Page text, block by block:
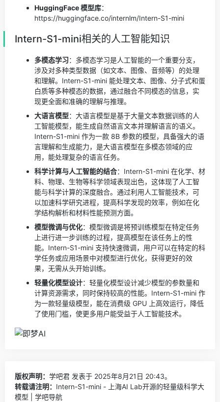
HuggingFace 模型库：
https://huggingface.co/internlm/Intern-S1-mini
Intern-S1-mini相关的人工智能知识
多模态学习：多模态学习是人工智能的一个重要分支，
涉及对多种类型数据（如文本、图像、音频等）的处理
和理解。Intern-S1-mini 能处理文本、图像、分子式和蛋
白质等多种模态的数据，通过融合不同模态的信息，实
现更全面和准确的理解与推理。
大语言模型：大语言模型是基于大量文本数据训练的人
工智能模型，能生成自然语言文本并理解语言的语义。
Intern-S1-mini 作为一款 8B 参数的模型，具备强大的语
言理解和生成能力，是大语言模型在多模态领域的应
用，能处理复杂的语言任务。
科学计算与人工智能的结合：Intern-S1-mini 在化学、材
料、物理、生物等科学领域表现出色，这体现了人工智
能与科学计算的深度融合。通过利用人工智能技术，可
以加速科学研究进程，提高科学发现的效率，例如在化
学结构解析和材料性能预测方面。
模型微调与优化：模型微调是将预训练模型在特定任务
上进行进一步训练的过程，提高模型在该任务上的性
能。Intern-S1-mini 支持快速微调，用户可以在特定的科
学任务或应用场景中对模型进行优化，获得更好的效
果，无需从头开始训练。
轻量化模型设计：轻量化模型设计减少模型的参数量和
计算资源需求，同时保持较高的性能。Intern-S1-mini 作
为一款轻量级模型，能在消费级 GPU 上高效运行，降低
了使用门槛，使更多用户能受益于人工智能技术。
版权声明： 学吧君 发表于 2025年8月21日 20:43。
转载请注明： Intern-S1-mini - 上海AI Lab开源的轻量级科学大
模型 | 学吧导航